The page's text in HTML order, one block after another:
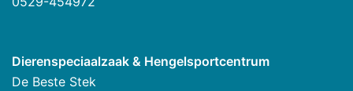
Dierenspeciaalzaak & Hengelsportcentrum
De Beste Stek